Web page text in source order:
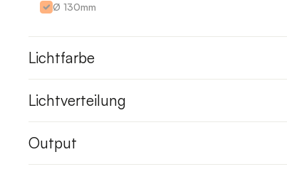
Ø 130mm
Lichtfarbe
Lichtverteilung
Output